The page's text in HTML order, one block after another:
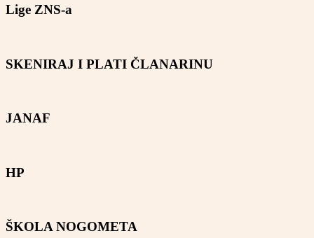
Lige ZNS-a
SKENIRAJ I PLATI ČLANARINU
JANAF
HP
ŠKOLA NOGOMETA